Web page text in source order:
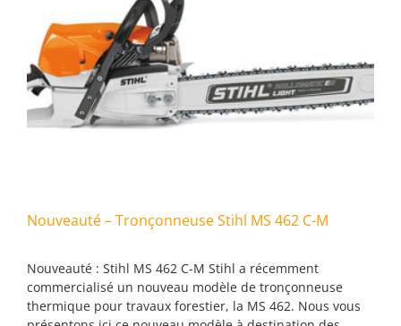
Nouveauté – Tronçonneuse Stihl MS 462 C-M
Nouveauté : Stihl MS 462 C-M Stihl a récemment
commercialisé un nouveau modèle de tronçonneuse
thermique pour travaux forestier, la MS 462. Nous vous